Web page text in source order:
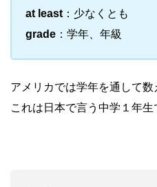
at least：少なくとも
grade ：学年、年級
アメリカでは学年を通して数
これは日本で言う中学１年生